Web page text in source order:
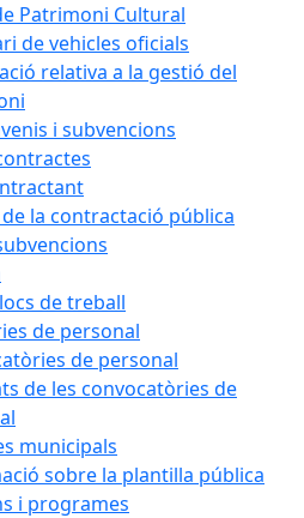
Patrimoni Cultural
de vehicles oficials
relativa a la gestió del
i subvencions
la contractació pública
de treball
de personal
de personal
de les convocatòries de
municipals
sobre la plantilla pública
i programes